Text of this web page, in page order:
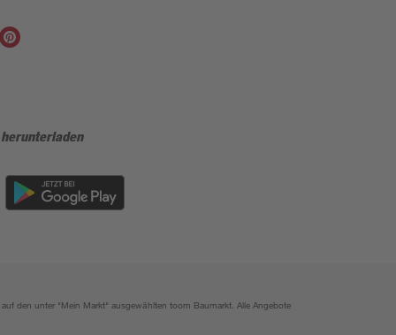
den unter "Mein Markt" ausgewählten toom Baumarkt. Alle Angebote